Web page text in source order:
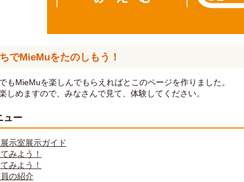
でMieMuをたのしもう！
もMieMuを楽しんでもらえればとこのページを作りました。
しめますので、みなさんで見て、体験してください。
ュー
示室展示ガイド
みよう！
みよう！
の紹介